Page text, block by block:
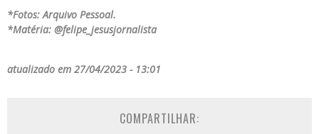
*Fotos: Arquivo Pessoal.
*Matéria: @felipe_jesusjornalista
atualizado em 27/04/2023 - 13:01
COMPARTILHAR: